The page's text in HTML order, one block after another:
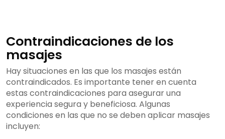
Contraindicaciones de los
masajes
Hay situaciones en las que los masajes están
contraindicados. Es importante tener en cuenta
estas contraindicaciones para asegurar una
experiencia segura y beneficiosa. Algunas
condiciones en las que no se deben aplicar masajes
incluyen: